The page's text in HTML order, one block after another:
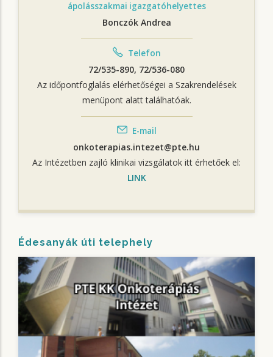
ápolásszakmai igazgatóhelyettes
Bonczók Andrea
Telefon
72/535-890, 72/536-080
Az időpontfoglalás elérhetőségei a Szakrendelések
menüpont alatt találhatóak.
E-mail
onkoterapias.intezet@pte.hu
Az Intézetben zajló klinikai vizsgálatok itt érhetőek el:
LINK
Édesanyák úti telephely